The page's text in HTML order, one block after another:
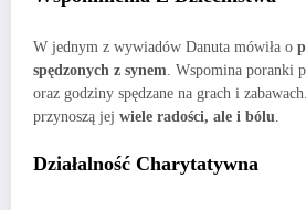
W jednym z wywiadów Danuta mówiła o
spędzonych z synem. Wspomina poranki
oraz godziny spędzane na grach i
przynoszą jej wiele radości, ale i bólu.
Działalność Charytatywna